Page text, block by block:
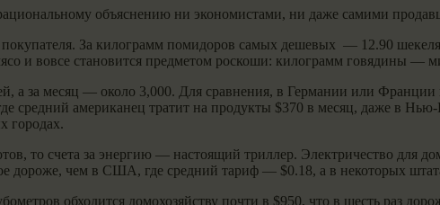
объяснению ни экономистами, ни даже самими
покупателя. За килограмм помидоров самых дешевых — 12.90
и вовсе становится предметом роскоши: килограмм говядины —
а за месяц — около 3,000. Для сравнения, в Германии или
средний американец тратит на продукты $370 в месяц, даже в
городах.
то счета за энергию — настоящий триллер. Электричество для
дороже, чем в США, где средний тариф — $0.18, а в некоторых
обходится домохозяйству почти в $950, что в шесть раз